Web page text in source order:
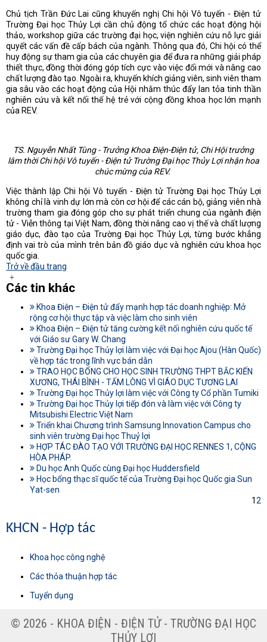
Chủ tịch Trần Đức Lai cũng khuyến nghị Chi hội Vô tuyến - Điện tử
Trường Đại học Thủy Lợi cần chủ động tổ chức các hoạt động hội
thảo, workshop giữa các trường đại học, viện nghiên cứu nỗ lực giải
quyết các vấn đề cấp bách của ngành. Thông qua đó, Chi hội có thể
huy động sự tham gia của các chuyên gia để đưa ra những giải pháp
thiết thực, đồng thời đóng góp tích cực vào việc đổi mới và nâng cao
chất lượng đào tạo. Ngoài ra, khuyến khích giảng viên, sinh viên tham
gia sâu vào các hoạt động của Hội nhằm thúc đẩy lan tỏa tinh thần
nghiên cứu và kết nối thế hệ trẻ với cộng đồng khoa học lớn mạnh
của REV.
TS. Nguyễn Nhất Tùng - Trưởng Khoa Điện-Điện tử, Chi Hội trưởng
lâm thời Chi hội Vô tuyến - Điện tử Trường Đại học Thủy Lợi nhận hoa
chúc mừng của REV.
Việc thành lập Chi hội Vô tuyến - Điện tử Trường Đại học Thủy Lợi
không chỉ là vinh dự lớn mà còn cơ hội để các cán bộ, giảng viên nhà
trường tham gia đóng góp cho sự phát triển chung của ngành điện
tử - Viễn thông tại Việt Nam, đồng thời nâng cao vị thế và chất lượng
giáo dục, đào tạo của Trường Đại học Thủy Lợi, từng bước khẳng
định vai trò của mình trên bản đồ giáo dục và nghiên cứu khoa học
quốc gia.
Trở về đầu trang
Các tin khác
Khoa Điện – Điện tử đẩy mạnh hợp tác doanh nghiệp: Mở
rộng cơ hội thực tập và việc làm cho sinh viên
Khoa Điện – Điện tử tăng cường kết nối nghiên cứu quốc tế
với Giáo sư Gary W. Chang
Trường Đại học Thủy lợi làm việc với Đại học Ajou (Hàn Quốc)
về hợp tác trong lĩnh vực bán dẫn
TRAO HỌC BỔNG CHO HỌC SINH TRƯỜNG THPT BẮC KIẾN
XƯƠNG, THÁI BÌNH - TẤM LÒNG VÌ GIÁO DỤC TƯƠNG LAI
Trường Đại học Thủy lợi làm việc với Công ty Cổ phần Tumiki
Trường Đại học Thủy lợi tiếp đón và làm việc với Công ty
Mitsubishi Electric Việt Nam
Triển khai Chương trình Samsung Innovation Campus cho
sinh viên trường Đại học Thuỷ lợi
HỢP TÁC ĐÀO TẠO VỚI TRƯỜNG ĐẠI HỌC RENNES 1, CỘNG
HÒA PHÁP.
Du học Anh Quốc cùng Đại học Huddersfield
Học bổng thạc sĩ quốc tế của Trường Đại học Quốc gia Sun
Yat-sen
12
KHCN - Hợp tác
Khoa học công nghệ
Các thỏa thuận hợp tác
Tuyển dụng
© 2026 - KHOA ĐIỆN - ĐIỆN TỬ - TRƯỜNG ĐẠI HỌC
THỦY LỢI